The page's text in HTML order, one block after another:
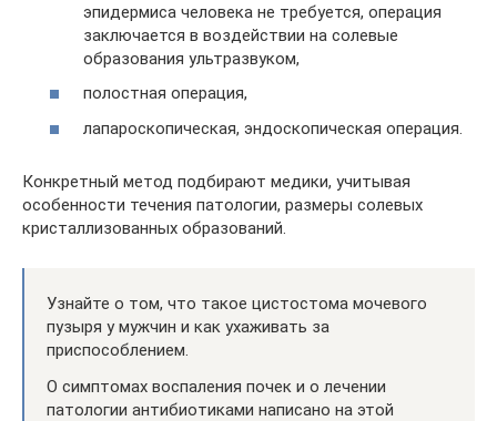
эпидермиса человека не требуется, операция
заключается в воздействии на солевые
образования ультразвуком,
полостная операция,
лапароскопическая, эндоскопическая операция.
Конкретный метод подбирают медики, учитывая
особенности течения патологии, размеры солевых
кристаллизованных образований.
Узнайте о том, что такое цистостома мочевого
пузыря у мужчин и как ухаживать за
приспособлением.
О симптомах воспаления почек и о лечении
патологии антибиотиками написано на этой